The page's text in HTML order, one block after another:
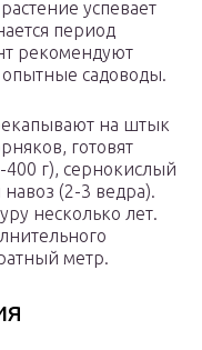
успевает
период
рекомендуют
садоводы.
на штык
готовят
г), сернокислый
(2-3 ведра).
несколько лет.
метр.